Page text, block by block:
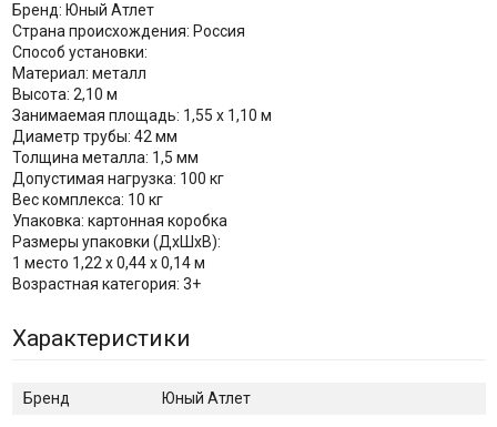
Бренд: Юный Атлет
Страна происхождения: Россия
Способ установки:
Материал: металл
Высота: 2,10 м
Занимаемая площадь: 1,55 х 1,10 м
Диаметр трубы: 42 мм
Толщина металла: 1,5 мм
Допустимая нагрузка: 100 кг
Вес комплекса: 10 кг
Упаковка: картонная коробка
Размеры упаковки (ДхШхВ):
1 место 1,22 х 0,44 х 0,14 м
Возрастная категория: 3+
Характеристики
Бренд Юный Атлет